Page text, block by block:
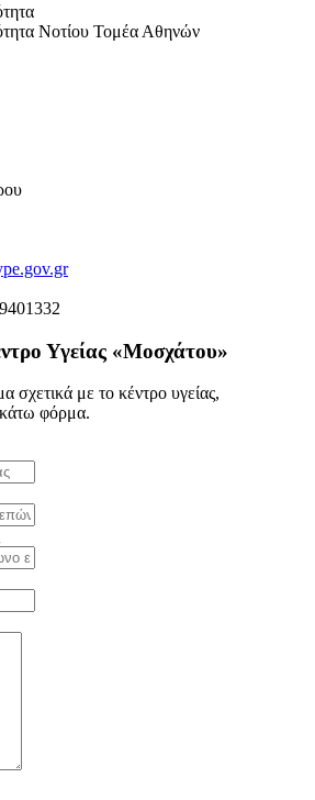
Νοτίου Τομέα Αθηνών
Υγείας «Μοσχάτου»
σχετικά με το κέντρο υγείας,
φόρμα.